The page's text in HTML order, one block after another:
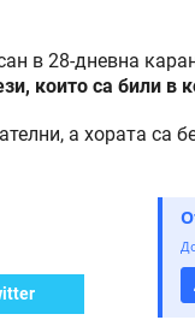
в 28-дневна
които са били в
а хората са